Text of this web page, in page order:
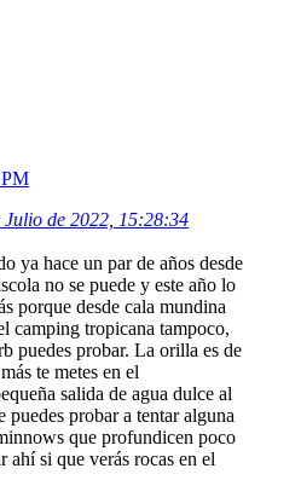
de 2022, 15:28:34
ya hace un par de años desde
no se puede y este año lo
porque desde cala mundina
camping tropicana tampoco,
puedes probar. La orilla es de
te metes en el
salida de agua dulce al
probar a tentar alguna
que profundicen poco
si que verás rocas en el